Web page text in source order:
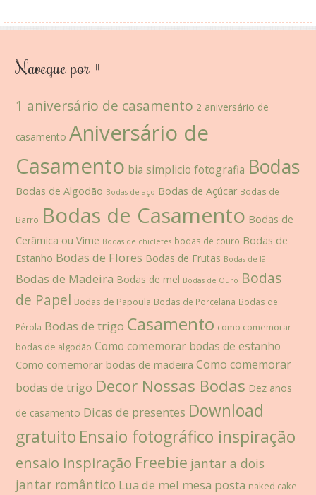
Navegue por #
1 aniversário de casamento 2 aniversário de
casamento Aniversário de
Casamento bia simplicio fotografia Bodas
Bodas de Algodão Bodas de aço Bodas de Açúcar Bodas de
Barro Bodas de Casamento Bodas de
Cerâmica ou Vime Bodas de chicletes bodas de couro Bodas de
Estanho Bodas de Flores Bodas de Frutas Bodas de lã
Bodas de Madeira Bodas de mel Bodas de Ouro Bodas
de Papel Bodas de Papoula Bodas de Porcelana Bodas de
Pérola Bodas de trigo Casamento como comemorar
bodas de algodão Como comemorar bodas de estanho
Como comemorar bodas de madeira Como comemorar
bodas de trigo Decor Nossas Bodas Dez anos
de casamento Dicas de presentes Download
gratuito Ensaio fotográfico inspiração
ensaio inspiração Freebie jantar a dois
jantar romântico Lua de mel mesa posta naked cake